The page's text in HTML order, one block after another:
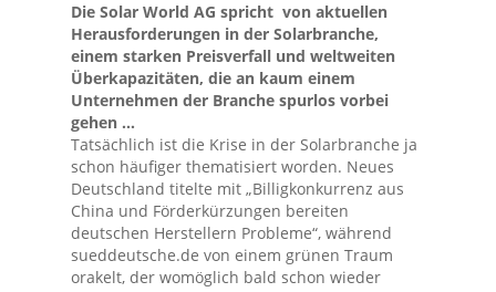
Die Solar World AG spricht von aktuellen
Herausforderungen in der Solarbranche,
einem starken Preisverfall und weltweiten
Überkapazitäten, die an kaum einem
Unternehmen der Branche spurlos vorbei
gehen …
Tatsächlich ist die Krise in der Solarbranche ja
schon häufiger thematisiert worden. Neues
Deutschland titelte mit „Billigkonkurrenz aus
China und Förderkürzungen bereiten
deutschen Herstellern Probleme“, während
sueddeutsche.de von einem grünen Traum
orakelt, der womöglich bald schon wieder